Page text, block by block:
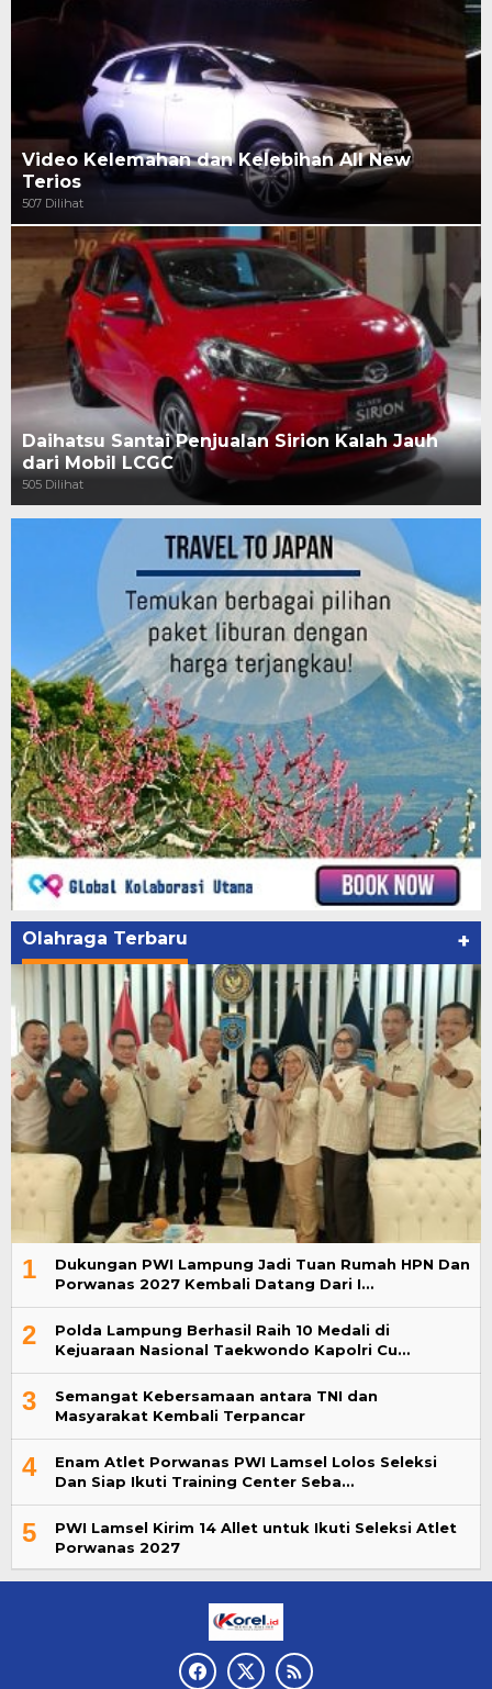
Video Kelemahan dan Kelebihan All New
Terios
507 Dilihat
Daihatsu Santai Penjualan Sirion Kalah Jauh
dari Mobil LCGC
505 Dilihat
Olahraga Terbaru +
1
Dukungan PWI Lampung Jadi Tuan Rumah HPN Dan
Porwanas 2027 Kembali Datang Dari I…
2
Polda Lampung Berhasil Raih 10 Medali di
Kejuaraan Nasional Taekwondo Kapolri Cu…
3
Semangat Kebersamaan antara TNI dan
Masyarakat Kembali Terpancar
4
Enam Atlet Porwanas PWI Lamsel Lolos Seleksi
Dan Siap Ikuti Training Center Seba…
5
PWI Lamsel Kirim 14 Allet untuk Ikuti Seleksi Atlet
Porwanas 2027